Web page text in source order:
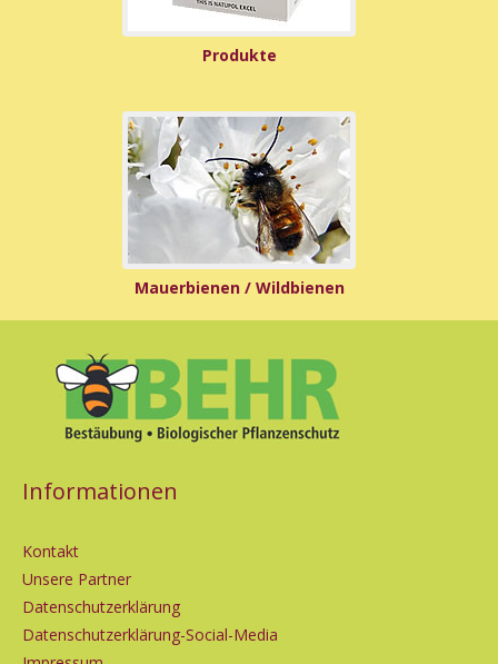
Produkte
Mauerbienen / Wildbienen
Informationen
Kontakt
Unsere Partner
Datenschutzerklärung
Datenschutzerklärung-Social-Media